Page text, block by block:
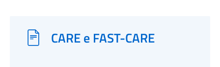
CARE e FAST-CARE